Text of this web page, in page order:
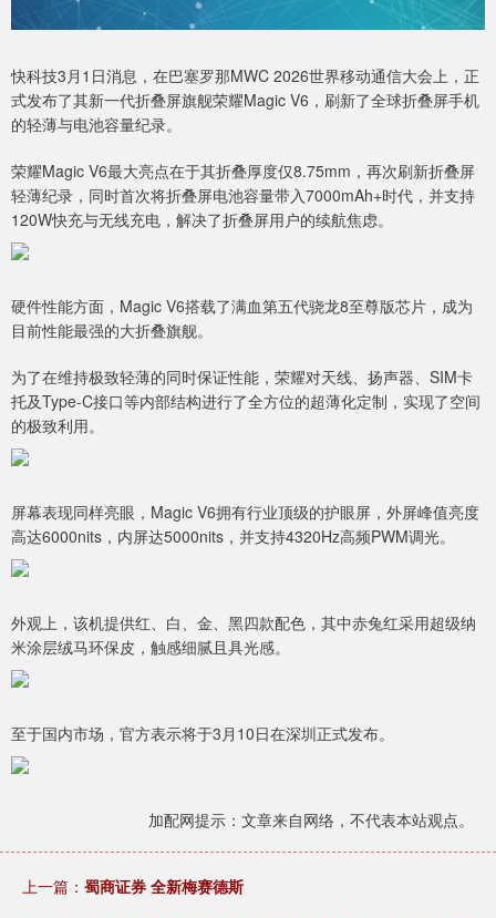
快科技3月1日消息，在巴塞罗那MWC 2026世界移动通信大会上，正
式发布了其新一代折叠屏旗舰荣耀Magic V6，刷新了全球折叠屏手机
的轻薄与电池容量纪录。
荣耀Magic V6最大亮点在于其折叠厚度仅8.75mm，再次刷新折叠屏
轻薄纪录，同时首次将折叠屏电池容量带入7000mAh+时代，并支持
120W快充与无线充电，解决了折叠屏用户的续航焦虑。
硬件性能方面，Magic V6搭载了满血第五代骁龙8至尊版芯片，成为
目前性能最强的大折叠旗舰。
为了在维持极致轻薄的同时保证性能，荣耀对天线、扬声器、SIM卡
托及Type-C接口等内部结构进行了全方位的超薄化定制，实现了空间
的极致利用。
屏幕表现同样亮眼，Magic V6拥有行业顶级的护眼屏，外屏峰值亮度
高达6000nits，内屏达5000nits，并支持4320Hz高频PWM调光。
外观上，该机提供红、白、金、黑四款配色，其中赤兔红采用超级纳
米涂层绒马环保皮，触感细腻且具光感。
至于国内市场，官方表示将于3月10日在深圳正式发布。
加配网提示：文章来自网络，不代表本站观点。
上一篇： 蜀商证券 全新梅赛德斯